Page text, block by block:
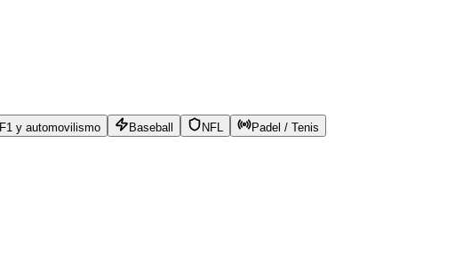
F1 y automovilismo Baseball NFL
Padel / Tenis